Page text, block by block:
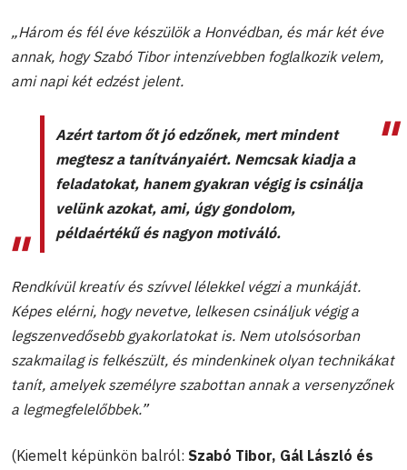
„Három és fél éve készülök a Honvédban, és már két éve
annak, hogy Szabó Tibor intenzívebben foglalkozik velem,
ami napi két edzést jelent.
Azért tartom őt jó edzőnek, mert mindent
megtesz a tanítványaiért. Nemcsak kiadja a
feladatokat, hanem gyakran végig is csinálja
velünk azokat, ami, úgy gondolom,
példaértékű és nagyon motiváló.
Rendkívül kreatív és szívvel lélekkel végzi a munkáját.
Képes elérni, hogy nevetve, lelkesen csináljuk végig a
legszenvedősebb gyakorlatokat is. Nem utolsósorban
szakmailag is felkészült, és mindenkinek olyan technikákat
tanít, amelyek személyre szabottan annak a versenyzőnek
a legmegfelelőbbek.”
(Kiemelt képünkön balról: Szabó Tibor, Gál László és